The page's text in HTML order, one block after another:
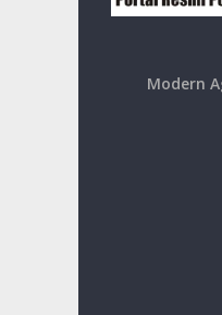
Modern